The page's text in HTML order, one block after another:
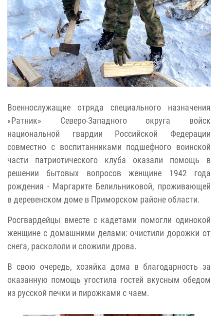
Военнослужащие отряда специального назначения
«Ратник» Северо-Западного округа войск
национальной гвардии Российской Федерации
совместно с воспитанниками подшефного воинской
части патриотического клуба оказали помощь в
решении бытовых вопросов женщине 1942 года
рождения - Маргарите Белильниковой, проживающей
в деревенском доме в Приморском районе области.
Росгвардейцы вместе с кадетами помогли одинокой
женщине с домашними делами: очистили дорожки от
снега, раскололи и сложили дрова.
В свою очередь, хозяйка дома в благодарность за
оказанную помощь угостила гостей вкусным обедом
из русской печки и пирожками с чаем.